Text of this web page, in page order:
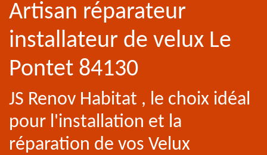
Artisan réparateur
installateur de velux Le
Pontet 84130
JS Renov Habitat , le choix idéal
pour l'installation et la
réparation de vos Velux